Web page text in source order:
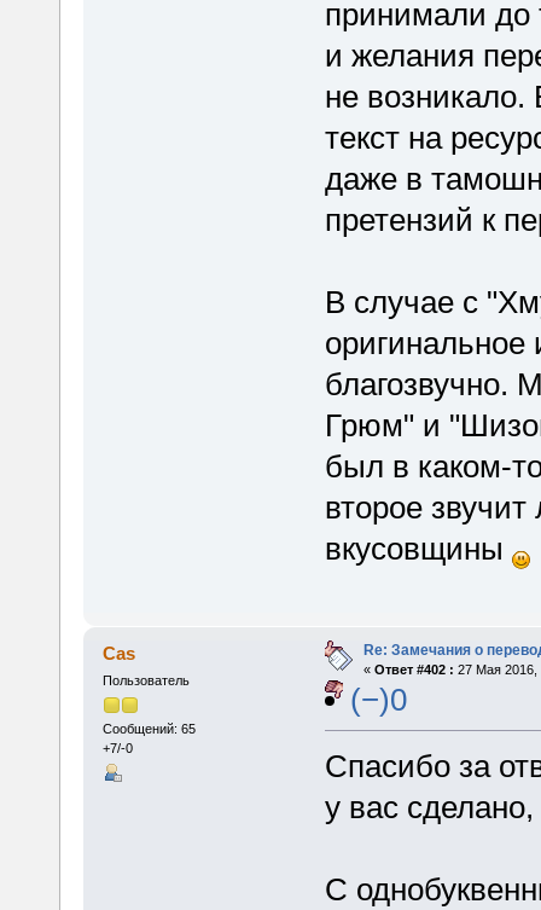
принимали до
и желания
не возникало.
текст на
даже в
претензий к
В случае с
благозвучно.
Грюм" и
был в каком-
второе
вкусовщины
Cas
Пользователь
Сообщений: 65
+7/-0
Re: Замечания о
« Ответ #402 : 27 Мая 2016,
(−)0
Спасибо за
у вас
С